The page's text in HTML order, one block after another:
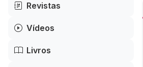
Revistas
Vídeos
Livros